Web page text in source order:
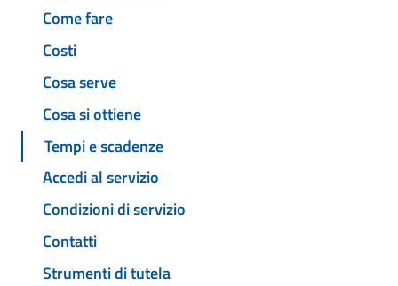
Come fare
Costi
Cosa serve
Cosa si ottiene
Tempi e scadenze
Accedi al servizio
Condizioni di servizio
Contatti
Strumenti di tutela